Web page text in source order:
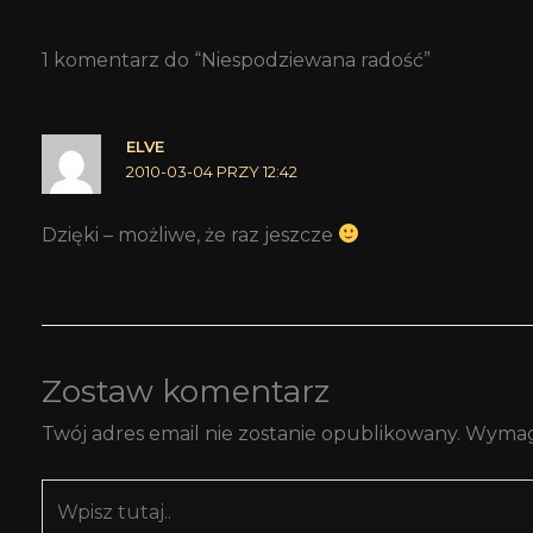
1 komentarz do “Niespodziewana radość”
ELVE
2010-03-04 PRZY 12:42
Dzięki – możliwe, że raz jeszcze
Zostaw komentarz
Twój adres email nie zostanie opublikowany.